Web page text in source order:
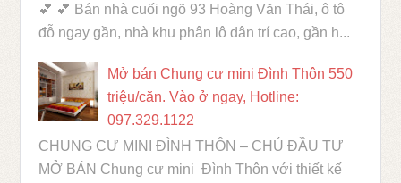
💕 💕 Bán nhà cuối ngõ 93 Hoàng Văn Thái, ô tô
đỗ ngay gần, nhà khu phân lô dân trí cao, gần h...
Mở bán Chung cư mini Đình Thôn 550
triệu/căn. Vào ở ngay, Hotline:
097.329.1122
CHUNG CƯ MINI ĐÌNH THÔN – CHỦ ĐẦU TƯ
MỞ BÁN Chung cư mini Đình Thôn với thiết kế